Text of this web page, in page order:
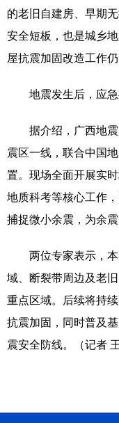
的老旧自建房、早期
安全短板，也是城乡
屋抗震加固改造工作仍
地震发生后，应急
据介绍，广西地震
震区一线，联合中国
置。现场全面开展实
地质科考等核心工作
捕捉微小余震，为余
两位专家表示，本
域、断裂带周边及老
重点区域。后续将持
抗震加固，同时普及
震安全防线。（记者